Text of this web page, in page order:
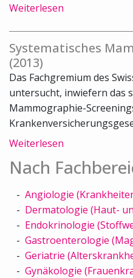
Weiterlesen
Systematisches
(2013)
Das Fachgremium des
untersucht, inwiefern das
Mammographie-
Weiterlesen
Nach
Angiologie
Dermatologie (Haut-
Endokrinologie
Gastroenterologie
Geriatrie
Gynäkologie